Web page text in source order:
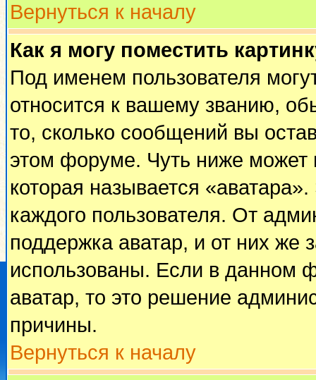
Вернуться к началу
Как я могу поместить
Под именем пользователя
относится к вашему званию,
то, сколько сообщений вы
этом форуме. Чуть ниже может
которая называется
каждого пользователя. От
поддержка аватар, и от них же
использованы. Если в данном
аватар, то это решение
причины.
Вернуться к началу